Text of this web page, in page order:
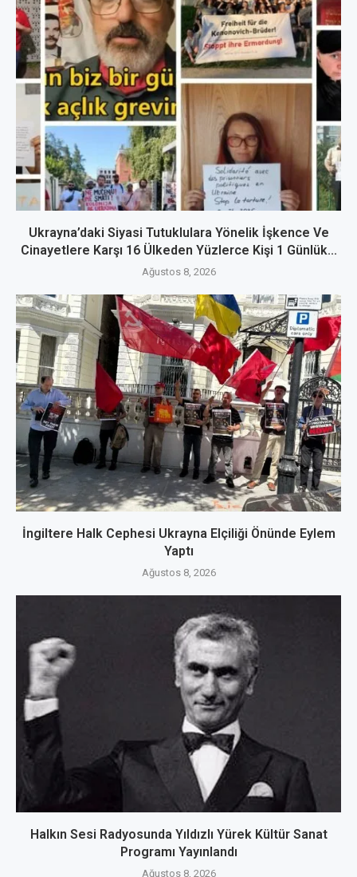
Ukrayna’daki Siyasi Tutuklulara Yönelik İşkence Ve
Cinayetlere Karşı 16 Ülkeden Yüzlerce Kişi 1 Günlük...
Ağustos 8, 2026
İngiltere Halk Cephesi Ukrayna Elçiliği Önünde Eylem
Yaptı
Ağustos 8, 2026
Halkın Sesi Radyosunda Yıldızlı Yürek Kültür Sanat
Programı Yayınlandı
Ağustos 8, 2026